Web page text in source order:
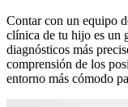
Contar con un equipo
clínica de tu hijo es un
diagnósticos más
comprensión de los
entorno más cómodo